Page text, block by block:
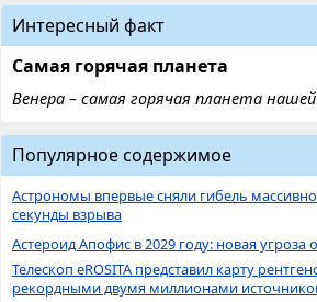
Интересный факт
Самая горячая планета
Венера – самая горячая планета
Популярное содержимое
Астрономы впервые сняли гибель
секунды взрыва
Астероид Апофис в 2029 году: новая угроза
Телескоп eROSITA представил карту
рекордными двумя миллионами